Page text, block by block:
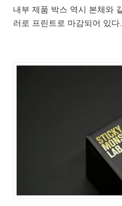
내부 제품 박스 역시 본체와
러로 프린트로 마감되어 있다.